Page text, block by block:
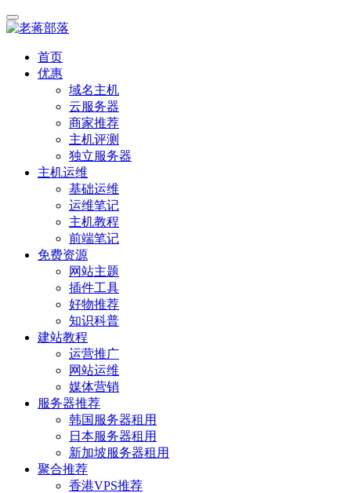
首页
优惠
域名主机
云服务器
商家推荐
主机评测
独立服务器
主机运维
基础运维
运维笔记
主机教程
前端笔记
免费资源
网站主题
插件工具
好物推荐
知识科普
建站教程
运营推广
网站运维
媒体营销
服务器推荐
韩国服务器租用
日本服务器租用
新加坡服务器租用
聚合推荐
香港VPS推荐